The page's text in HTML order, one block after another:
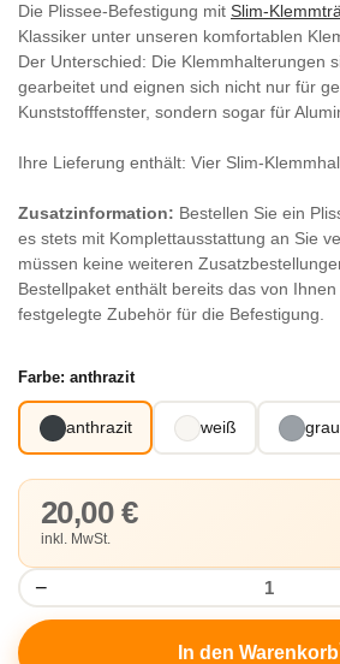
Die Plissee-Befestigung mit Slim-
Klassiker unter unseren komfortablen
Der Unterschied: Die Klemmhalterungen
gearbeitet und eignen sich nicht nur für
Kunststofffenster, sondern sogar für
Ihre Lieferung enthält: Vier Slim-
Zusatzinformation: Bestellen Sie ein
es stets mit Komplettausstattung an Sie
müssen keine weiteren
Bestellpaket enthält bereits das von
festgelegte Zubehör für die Befestigung.
Farbe: anthrazit
anthrazit weiß grau
20,00 €
inkl. MwSt.
−
In den Warenkorb